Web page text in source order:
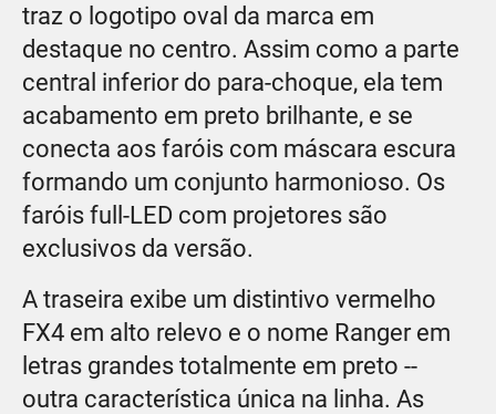
traz o logotipo oval da marca em
destaque no centro. Assim como a parte
central inferior do para-choque, ela tem
acabamento em preto brilhante, e se
conecta aos faróis com máscara escura
formando um conjunto harmonioso. Os
faróis full-LED com projetores são
exclusivos da versão.
A traseira exibe um distintivo vermelho
FX4 em alto relevo e o nome Ranger em
letras grandes totalmente em preto --
outra característica única na linha. As